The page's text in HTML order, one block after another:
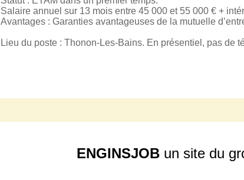
Salaire annuel sur 13 mois entre 45 000 et 55 000 € +
Avantages : Garanties avantageuses de la mutuelle
Lieu du poste : Thonon-Les-Bains. En présentiel, pas de
ENGINSJOB un site du